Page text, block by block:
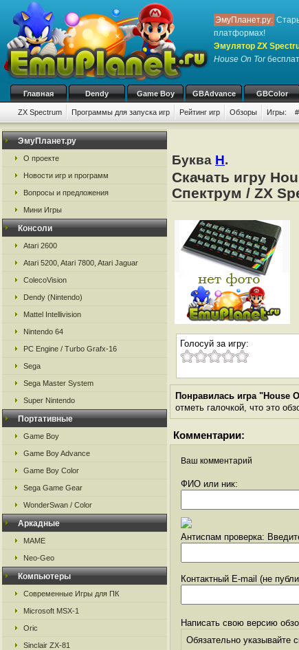
ЭмуПланет.ру:
платформах!
Эмулятор ZX
House On Tor
Главная Dendy Game Boy GBAdvance GBColor
ZX Spectrum Программы для запуска игр Рейтинг игр Обзоры Игры: #
ЭмуПланет.ру
О проекте
Новости игр и программ
Вопросы и предложения
Мини Игры
Консоли
Atari 2600
Atari 5200, Atari 7800, Atari Jaguar
ColecoVision
Dendy (Nintendo)
Mattel Intellivision
Nintendo 64
PC Engine / Turbo Grafx-16
Sega
Sega Master System
Super Nintendo
Портативные
Game Boy
Game Boy Advance
Game Boy Color
Sega Game Gear
WonderSwan / Color
Аркадные
MAME
Neo-Geo
Компьютеры
Современные Игры для ПК
Microsoft MSX-1
Oric
Sinclair ZX-81
Буква H.
Скачать игру
Спектрум / ZX
Голосуй за игру:
Понравилась игра "House
отметь галочкой, что это
Комментарии:
Ваш комментарий
ФИО или ник:
Антиспам проверка:
Контактный E-mail (не
Написать свою версию
Обязательно указывайте